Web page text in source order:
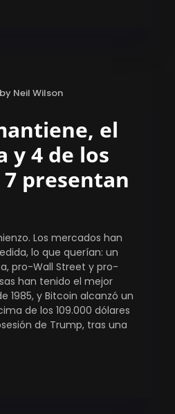
Neil Wilson
el
y 4 de los
presentan
Los mercados han
lo que querían: un
pro-Wall Street y pro-
han tenido el mejor
1985, y Bitcoin alcanzó un
de los 109.000 dólares
de Trump, tras una